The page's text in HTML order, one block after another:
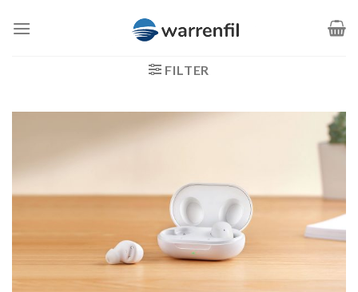
FILTER